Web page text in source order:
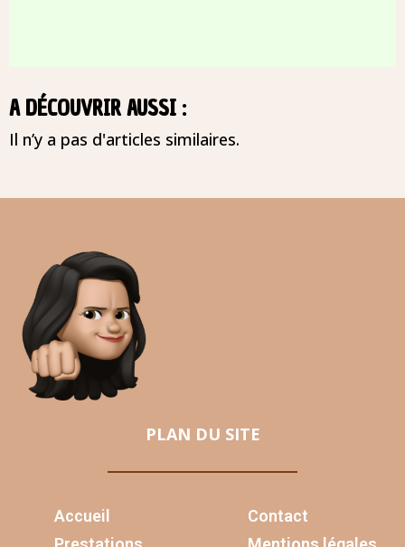
A DÉCOUVRIR AUSSI :
Il n’y a pas d'articles similaires.
PLAN DU SITE
Accueil
Contact